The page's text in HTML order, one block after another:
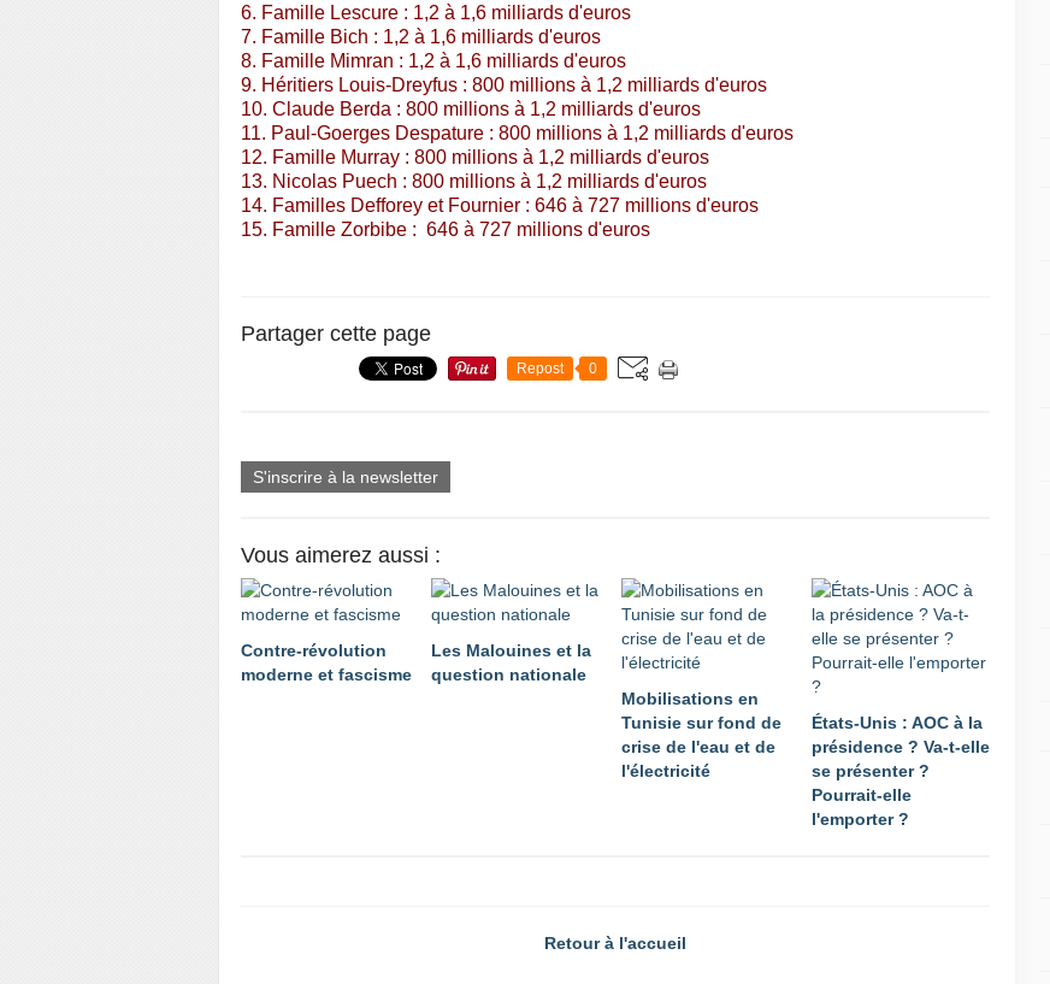
6. Famille Lescure : 1,2 à 1,6 milliards d'euros
7. Famille Bich : 1,2 à 1,6 milliards d'euros
8. Famille Mimran : 1,2 à 1,6 milliards d'euros
9. Héritiers Louis-Dreyfus : 800 millions à 1,2 milliards d'euros
10. Claude Berda : 800 millions à 1,2 milliards d'euros
11. Paul-Goerges Despature : 800 millions à 1,2 milliards d'euros
12. Famille Murray : 800 millions à 1,2 milliards d'euros
13. Nicolas Puech : 800 millions à 1,2 milliards d'euros
14. Familles Defforey et Fournier : 646 à 727 millions d'euros
15. Famille Zorbibe : 646 à 727 millions d'euros
Partager cette page
Repost 0
S'inscrire à la newsletter
Vous aimerez aussi :
Contre-révolution
moderne et fascisme
Les Malouines et la
question nationale
Mobilisations en
Tunisie sur fond de
crise de l'eau et de
l'électricité
États-Unis : AOC à la
présidence ? Va-t-elle
se présenter ?
Pourrait-elle
l'emporter ?
Retour à l'accueil